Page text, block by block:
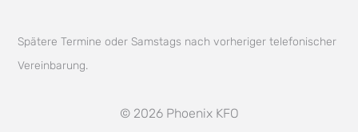
Spätere Termine oder Samstags nach vorheriger telefonischer
Vereinbarung.
© 2026 Phoenix KFO